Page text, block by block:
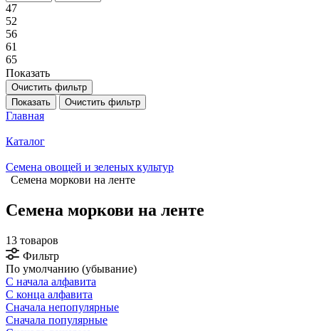
47
52
56
61
65
Показать
Очистить фильтр
Показать
Очистить фильтр
Главная
Каталог
Семена овощей и зеленых культур
Семена моркови на ленте
Семена моркови на ленте
13 товаров
Фильтр
По умолчанию (убывание)
С начала алфавита
С конца алфавита
Сначала непопулярные
Сначала популярные